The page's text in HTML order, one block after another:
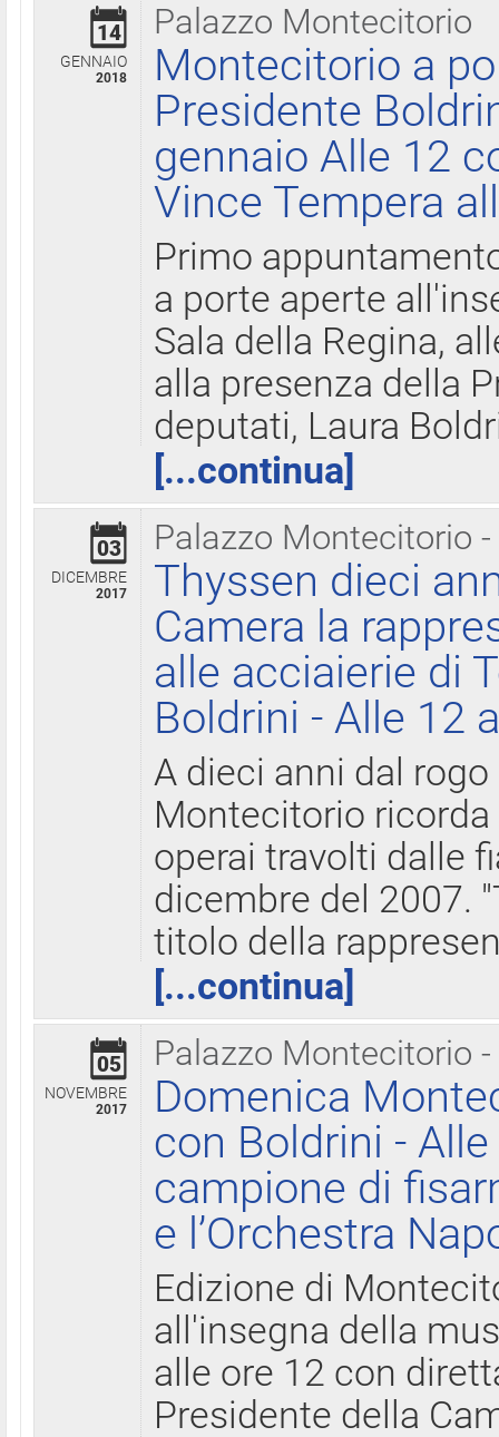
Palazzo Montecitorio
14
GENNAIO
2018
Montecitorio a
Presidente
gennaio Alle 12
Vince Tempera
Primo
a porte aperte
Sala della Regina,
alla presenza della
deputati, Laura
[...continua]
Palazzo Montecitorio
03
DICEMBRE
2017
Thyssen dieci
Camera la
alle acciaierie di
Boldrini - Alle 12
A dieci anni dal
Montecitorio
operai travolti dalle
dicembre del 2007.
titolo della
[...continua]
Palazzo Montecitorio
05
NOVEMBRE
2017
Domenica
con Boldrini -
campione di
e l’Orchestra
Edizione di
all'insegna della
alle ore 12 con
Presidente della